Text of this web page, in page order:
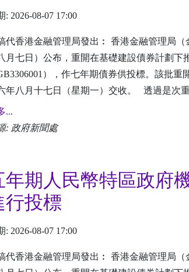
: 2026-08-07 17:00
代香港金融管理局發出︰ 香港金融管理局
月七日）公布，重開在基礎建設債券計劃
），作七年期債券供投標。該批
年八月十七日（星期一）交收。 透過是次
...
: 政府新聞處
年期人民幣特區政府
行投標
: 2026-08-07 17:00
代香港金融管理局發出︰ 香港金融管理局